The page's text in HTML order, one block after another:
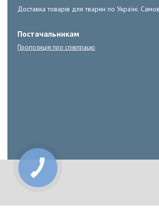
Доставка товарів для тварин по Україні.
Постачальникам
Пропозиція про співпрацю
КНОПКА
ЗВ'ЯЗКУ